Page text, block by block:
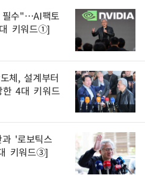
수"…AI팩토
키워드①]
체, 설계부터
4대 키워드
'로보틱스
키워드③]